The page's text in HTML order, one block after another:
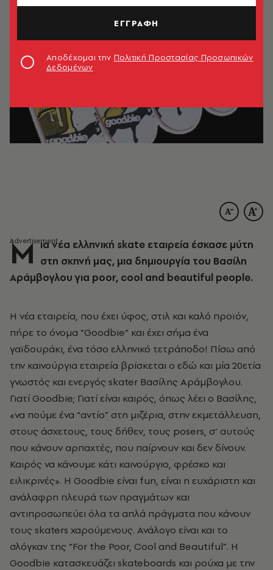
Μ ια νέα ελληνική skate εταιρεία έσκασε μύτη
στη σκηνή μας, μια δημιουργία του Βασίλη
Αράμβογλου για poor, cool and beautiful people.
H νέα εταιρεία, που έχει ύφος, στιλ και καλό προϊόν,
πήρε το όνομα “Goodbie” και έχει σήμα ένα
γαϊδουράκι, ένα τόσο ελληνικό τετράποδο! Πίσω από
την καινούργια εταιρεία βρίσκεται ο εδώ και μία 20ετία
γνωστός και ενεργός skater Βασίλης Αράμβογλου.
Γιατί Goodbie; Γιατί είναι καιρός, όπως λέει ο Βασίλης,
«να πούμε ένα “αντίο” στη μιζέρια, στην εκμετάλλευση,
στους άσχετους, τους δήθεν, τους posers, σ’ αυτούς
που κάνουν αρπαχτές, που παίρνουν και δεν δίνουν.
Καιρός να κάνουμε κάτι καινούργιο, φρέσκο και
ειλικρινές». H Goodbie είναι fun, είναι η ευχάριστη και
ανάλαφρη πλευρά των πραγμάτων και
αντιπροσωπεύει όλα τα απλά πράγματα που κάνουν
τους skaters χαρούμενους. Ανάλογο είναι και το
σλόγκαν της “For the Poor, Cool and Beautiful”. Η
Goodbie κατασκευάζει skateboards και ρούχα με την
ΕΓΓΡΑΦΗ
Αποδέχομαι την Πολιτική Προστασίας Προσωπικών
Δεδομένων